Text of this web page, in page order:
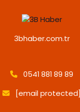
3bhaber.com.tr
0541 881 89 89
[email protected]